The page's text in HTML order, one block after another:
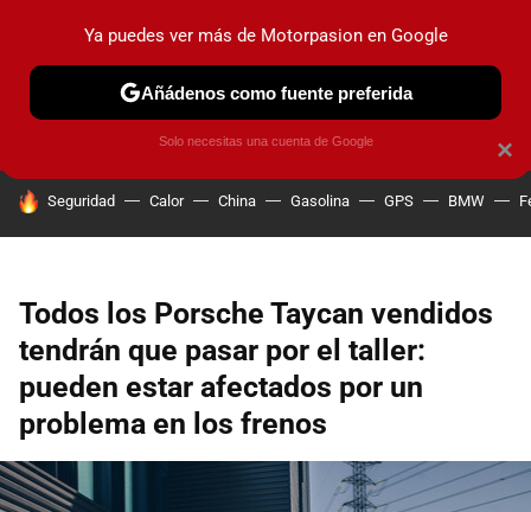
PRUEBAS COCHES ELÉCTRICOS OBSERVATORIO
HOY SE HABLA DE
Seguridad Calor China Gasolina GPS BMW
Todos los Porsche Taycan vendidos
tendrán que pasar por el taller:
pueden estar afectados por un
problema en los frenos
×
Ya puedes ver más de Motorpasion en Google
Añádenos como fuente preferida
Solo necesitas una cuenta de Google